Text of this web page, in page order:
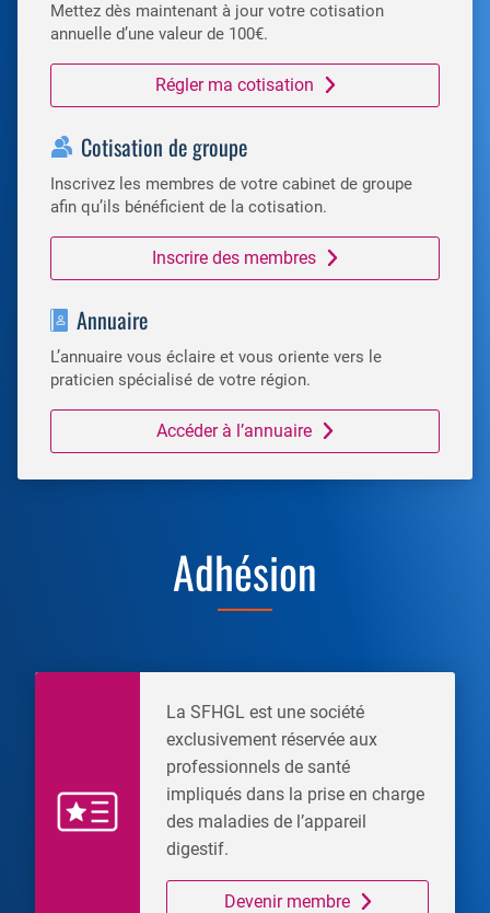
Mettez dès maintenant à jour votre cotisation
annuelle d’une valeur de 100€.
Régler ma cotisation
Cotisation de groupe
Inscrivez les membres de votre cabinet de groupe
afin qu’ils bénéficient de la cotisation.
Inscrire des membres
Annuaire
L’annuaire vous éclaire et vous oriente vers le
praticien spécialisé de votre région.
Accéder à l’annuaire
Adhésion
La SFHGL est une société
exclusivement réservée aux
professionnels de santé
impliqués dans la prise en charge
des maladies de l’appareil
digestif.
Devenir membre